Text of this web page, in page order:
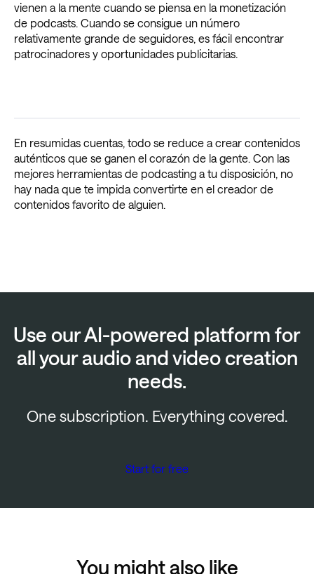
vienen a la mente cuando se piensa en la monetización
de podcasts. Cuando se consigue un número
relativamente grande de seguidores, es fácil encontrar
patrocinadores y oportunidades publicitarias.
En resumidas cuentas, todo se reduce a crear contenidos
auténticos que se ganen el corazón de la gente. Con las
mejores herramientas de podcasting a tu disposición, no
hay nada que te impida convertirte en el creador de
contenidos favorito de alguien.
Use our AI-powered platform for
all your audio and video creation
needs.
One subscription. Everything covered.
Start for free
You might also like